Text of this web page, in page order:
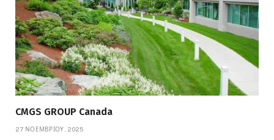
CMGS GROUP Canada
27 ΝΟΕΜΒΡΊΟΥ, 2025